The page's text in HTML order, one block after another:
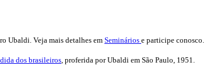
Ubaldi. Veja mais detalhes em Seminários e participe conosco.
dos brasileiros , proferida por Ubaldi em São Paulo, 1951.